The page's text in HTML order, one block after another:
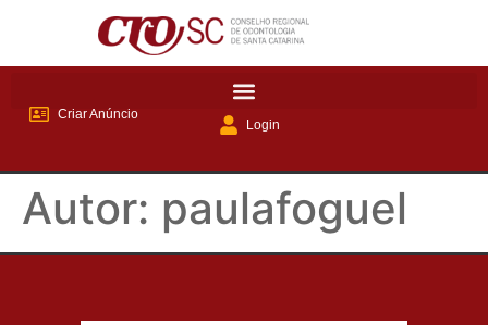
Criar Anúncio
Login
Autor: paulafoguel